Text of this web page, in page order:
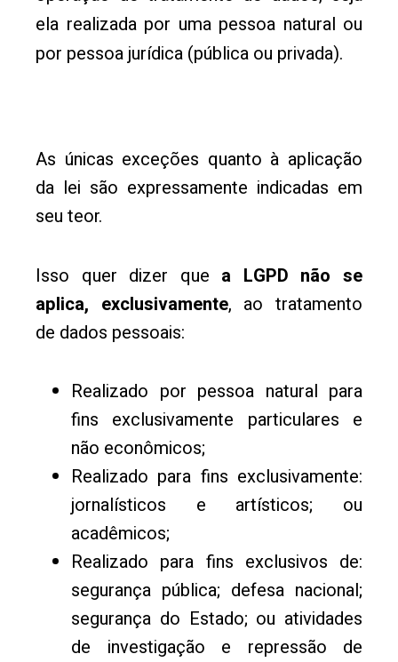
ela realizada por uma pessoa natural ou
por pessoa jurídica (pública ou privada).
As únicas exceções quanto à aplicação
da lei são expressamente indicadas em
seu teor.
Isso quer dizer que a LGPD não se
aplica, exclusivamente, ao tratamento
de dados pessoais:
Realizado por pessoa natural para
fins exclusivamente particulares e
não econômicos;
Realizado para fins exclusivamente:
jornalísticos e artísticos; ou
acadêmicos;
Realizado para fins exclusivos de:
segurança pública; defesa nacional;
segurança do Estado; ou atividades
de investigação e repressão de